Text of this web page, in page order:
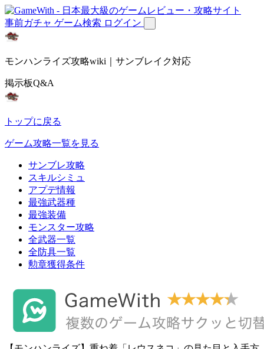
事前ガチャ ゲーム検索 ログイン
モンハンライズ攻略wiki｜サンブレイク対応
掲示板Q&A
トップに戻る
ゲーム攻略一覧を見る
サンブレ攻略
スキルシミュ
アプデ情報
最強武器種
最強装備
モンスター攻略
全武器一覧
全防具一覧
勲章獲得条件